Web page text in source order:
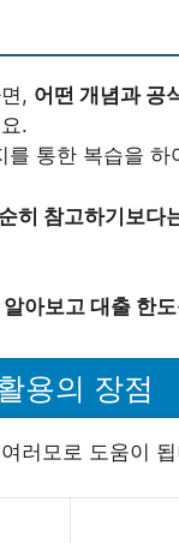
, 어떤 개념과 공
.
를 통한 복습을
히 참고하기보다
아보고 대출 한
용의 장점
러모로 도움이